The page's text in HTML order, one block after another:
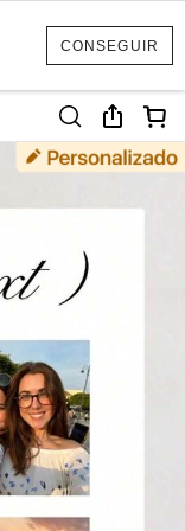
CONSEGUIR